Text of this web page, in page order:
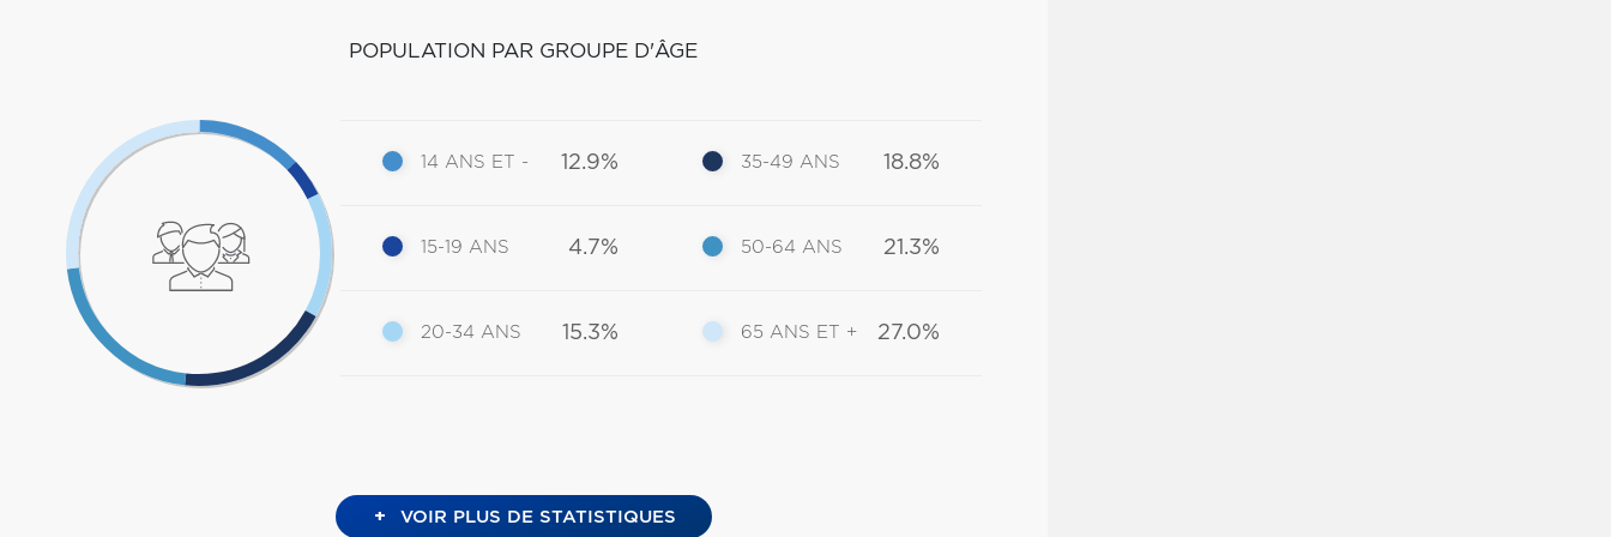
POPULATION PAR GROUPE D'ÂGE
14 ANS ET - 12.9%
15-19 ANS 4.7%
20-34 ANS 15.3%
35-49 ANS 18.8%
50-64 ANS 21.3%
65 ANS ET + 27.0%
+ VOIR PLUS DE STATISTIQUES